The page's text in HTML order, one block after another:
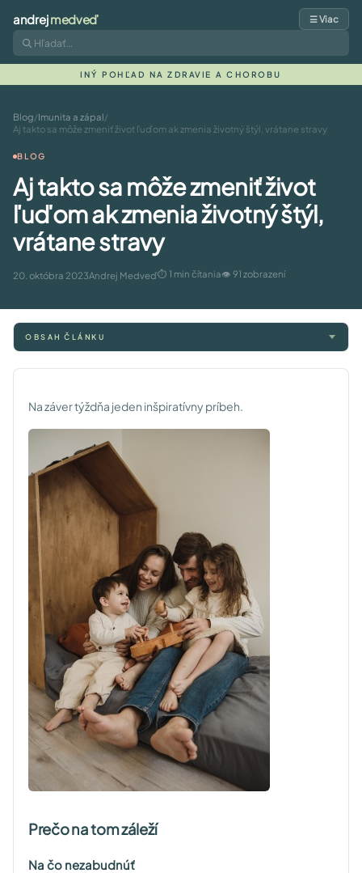
andrejmedveď ☰ Viac
INÝ POHĽAD NA ZDRAVIE A CHOROBU
Blog/Imunita a zápal/
Aj takto sa môže zmeniť život ľuďom ak zmenia životný štýl, vrátane stravy
BLOG
Aj takto sa môže zmeniť život
ľuďom ak zmenia životný štýl,
vrátane stravy
20. októbra 2023Andrej Medveď⏱ 1 min čítania👁 91 zobrazení
OBSAH ČLÁNKU
Na záver týždňa jeden inšpiratívny príbeh.
Prečo na tom záleží
Na čo nezabudnúť